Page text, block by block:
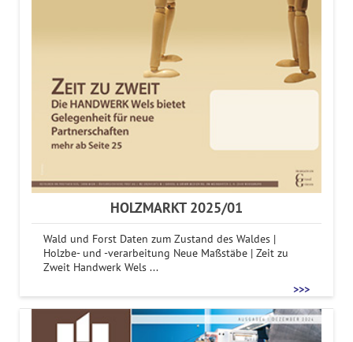
HOLZMARKT 2025/01
Wald und Forst Daten zum Zustand des Waldes |
Holzbe- und -verarbeitung Neue Maßstäbe | Zeit zu
Zweit Handwerk Wels ...
>>>